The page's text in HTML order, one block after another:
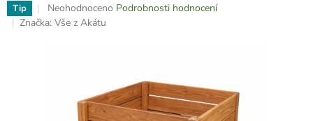
Tip
Průměrné
hodnocení
hvězdiček.
Neohodnoceno Podrobnosti hodnocení
Značka: Vše z Akátu